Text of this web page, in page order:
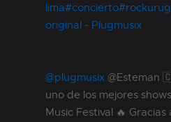
lima#concierto
original - Plugmusix
@plugmusix @Esteman
uno de los mejores
Music Festival 🔥 Gracias